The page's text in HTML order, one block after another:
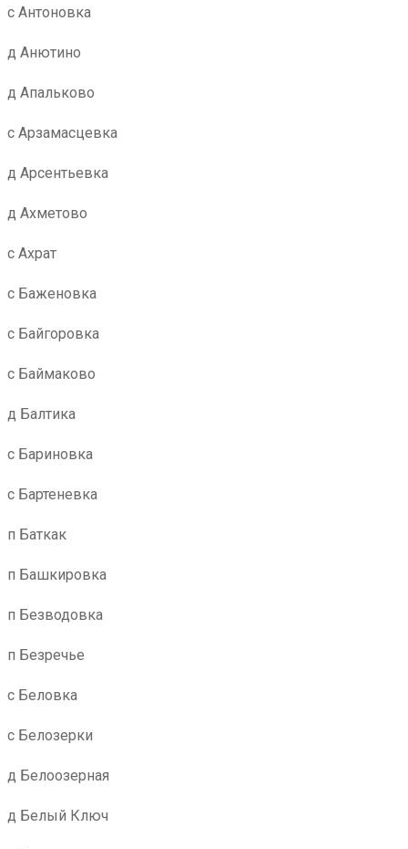
с Антоновка
д Анютино
д Апальково
с Арзамасцевка
д Арсентьевка
д Ахметово
с Ахрат
с Баженовка
с Байгоровка
с Баймаково
д Балтика
с Бариновка
с Бартеневка
п Баткак
п Башкировка
п Безводовка
п Безречье
с Беловка
с Белозерки
д Белоозерная
д Белый Ключ